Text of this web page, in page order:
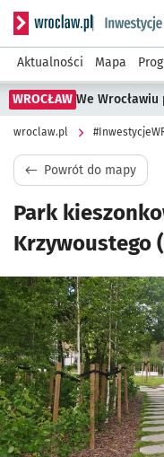
Serwis informacyjny
Aktualności Mapa
WROCŁAW We
wroclaw.pl
Powrót do mapy
Park
Krzywoustego
Kliknij, aby powiększyć